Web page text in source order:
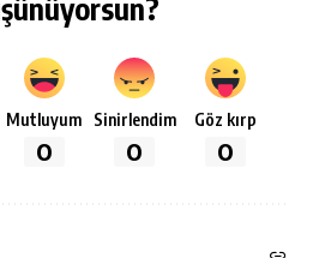
Mutluyum
0
Sinirlendim
0
Göz kırp
0